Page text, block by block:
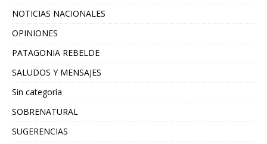
NOTICIAS NACIONALES
OPINIONES
PATAGONIA REBELDE
SALUDOS Y MENSAJES
Sin categoría
SOBRENATURAL
SUGERENCIAS